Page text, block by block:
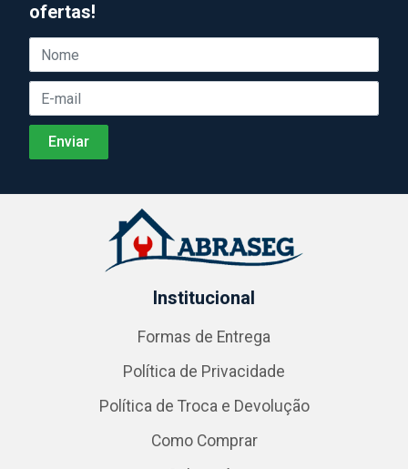
ofertas!
Institucional
Formas de Entrega
Política de Privacidade
Política de Troca e Devolução
Como Comprar